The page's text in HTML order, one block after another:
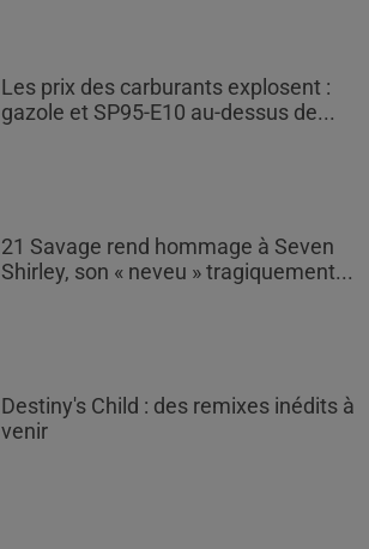
Les prix des carburants explosent :
gazole et SP95-E10 au-dessus de...
21 Savage rend hommage à Seven
Shirley, son « neveu » tragiquement...
Destiny's Child : des remixes inédits à
venir